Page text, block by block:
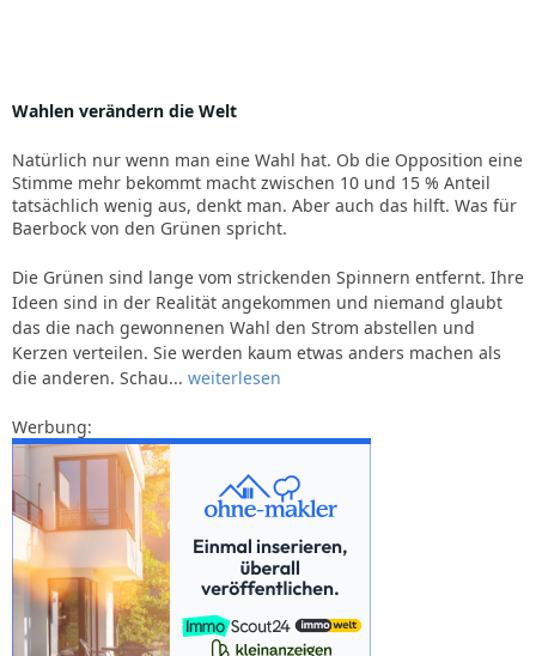
Wahlen verändern die Welt
Natürlich nur wenn man eine Wahl hat. Ob die Opposition eine
Stimme mehr bekommt macht zwischen 10 und 15 % Anteil
tatsächlich wenig aus, denkt man. Aber auch das hilft. Was für
Baerbock von den Grünen spricht.
Die Grünen sind lange vom strickenden Spinnern entfernt. Ihre
Ideen sind in der Realität angekommen und niemand glaubt
das die nach gewonnenen Wahl den Strom abstellen und
Kerzen verteilen. Sie werden kaum etwas anders machen als
die anderen. Schau... weiterlesen
Werbung: